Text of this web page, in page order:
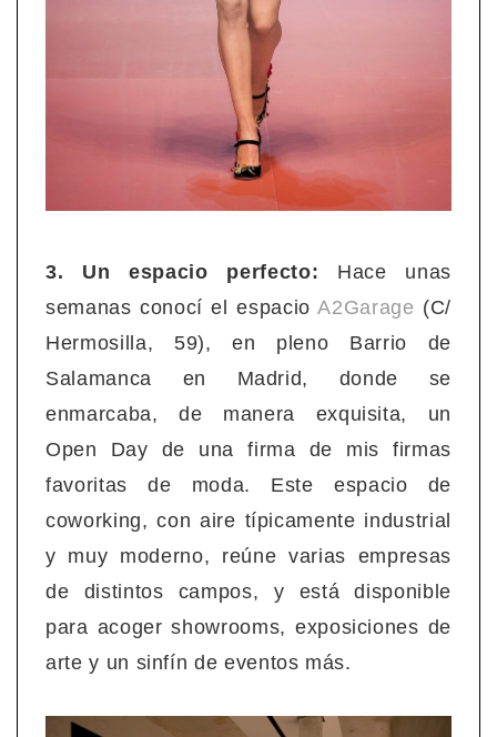
3. Un espacio perfecto: Hace unas
semanas conocí el espacioA2Garage (C/
Hermosilla, 59), en pleno Barrio de
Salamanca en Madrid, donde se
enmarcaba, de manera exquisita, un
Open Day de una firma de mis firmas
favoritas de moda. Este espacio de
coworking, con aire típicamente industrial
y muy moderno, reúne varias empresas
de distintos campos, y está disponible
para acoger showrooms, exposiciones de
arte y un sinfín de eventos más.